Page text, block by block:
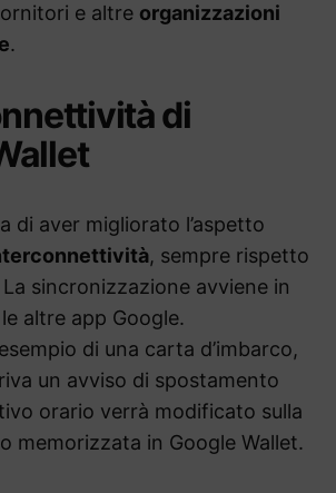
e altre organizzazioni
.
di
di aver migliorato l’aspetto
, sempre rispetto
La sincronizzazione avviene in
altre app Google.
di una carta d’imbarco,
un avviso di spostamento
orario verrà modificato sulla
memorizzata in Google Wallet.